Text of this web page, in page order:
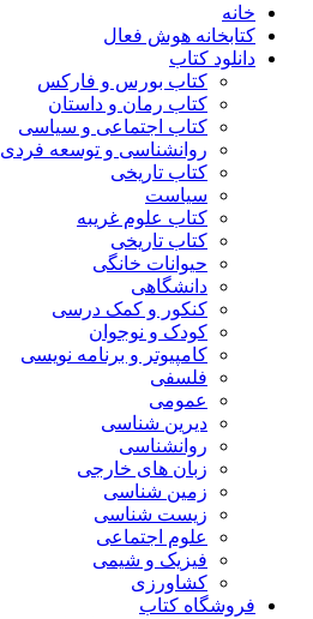
خانه
کتابخانه هوش فعال
دانلود کتاب
کتاب بورس و فارکس
کتاب رمان و داستان
کتاب اجتماعی و سیاسی
روانشناسی و توسعه فردی
کتاب تاریخی
سیاست
کتاب علوم غریبه
کتاب تاریخی
حیوانات خانگی
دانشگاهی
کنکور و کمک‌ درسی
کودک و نوجوان
کامپیوتر و برنامه نویسی
فلسفی
عمومی
دیرین شناسی
روانشناسی
زبان های خارجی
زمین شناسی
زیست شناسی
علوم اجتماعی
فیزیک و شیمی
کشاورزی
فروشگاه کتاب